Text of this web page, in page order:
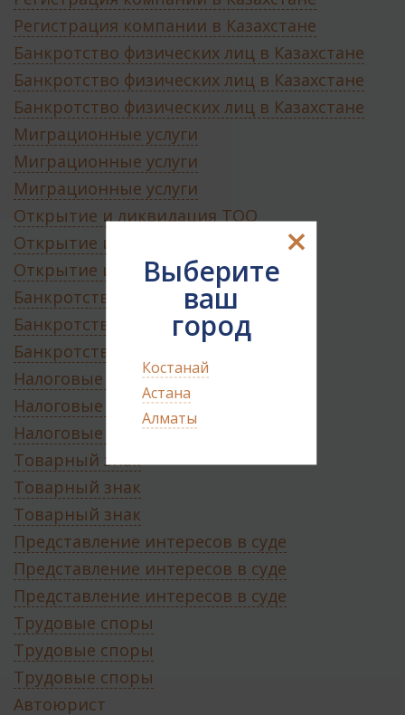
Регистрация компании в Казахстане
Банкротство физических лиц в Казахстане
Банкротство физических лиц в Казахстане
Банкротство физических лиц в Казахстане
Миграционные услуги
Миграционные услуги
Миграционные услуги
Открытие и ликвидация ТОО
Открытие и ликвидация ТОО
Открытие и ликвидация ТОО
Банкротство ТОО
Банкротство ТОО
Банкротство ТОО
Налоговые споры
Налоговые споры
Налоговые споры
Товарный знак
Товарный знак
Товарный знак
Представление интересов в суде
Представление интересов в суде
Представление интересов в суде
Трудовые споры
Трудовые споры
Трудовые споры
Автоюрист
Выберите
ваш
город
Костанай
Астана
Алматы
×